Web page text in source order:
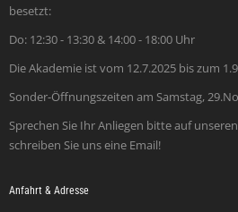
besetzt:
Do: 12:30 - 13:30 & 14:00 - 18:00 Uhr
Die Akademie ist vom 12.7.2025 bis zum
Sonder-Öffnungszeiten am Samstag,
Sprechen Sie Ihr Anliegen bitte auf
schreiben Sie uns eine Email!
Anfahrt & Adresse